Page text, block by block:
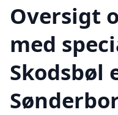
Oversigt
med
Skodsbøl